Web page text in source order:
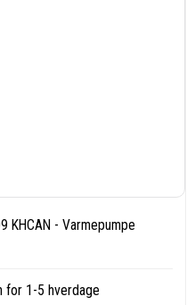
KHCAN - Varmepumpe
for 1-5 hverdage